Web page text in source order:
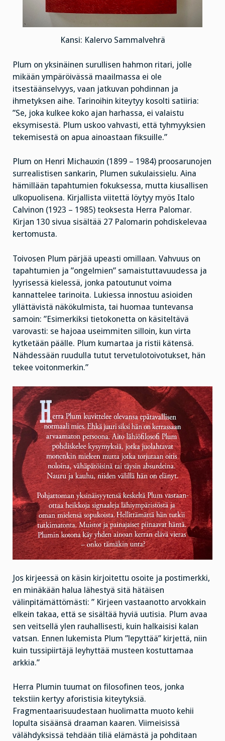
Kansi: Kalervo Sammalvehrä
Plum on yksinäinen surullisen hahmon ritari, jolle
mikään ympäröivässä maailmassa ei ole
itsestäänselvyys, vaan jatkuvan pohdinnan ja
ihmetyksen aihe. Tarinoihin kiteytyy kosolti satiiria:
”Se, joka kulkee koko ajan harhassa, ei valaistu
eksymisestä. Plum uskoo vahvasti, että tyhmyyksien
tekemisestä on apua ainoastaan fiksuille.”
Plum on Henri Michauxin (1899 – 1984) proosarunojen
surrealistisen sankarin, Plumen sukulaissielu. Aina
hämillään tapahtumien fokuksessa, mutta kiusallisen
ulkopuolisena. Kirjallista viitettä löytyy myös Italo
Calvinon (1923 – 1985) teoksesta Herra Palomar.
Kirjan 130 sivua sisältää 27 Palomarin pohdiskelevaa
kertomusta.
Toivosen Plum pärjää upeasti omillaan. Vahvuus on
tapahtumien ja ”ongelmien” samaistuttavuudessa ja
lyyrisessä kielessä, jonka patoutunut voima
kannattelee tarinoita. Lukiessa innostuu asioiden
yllättävistä näkökulmista, tai huomaa tuntevansa
samoin: ”Esimerkiksi tietokonetta on käsiteltävä
varovasti: se hajoaa useimmiten silloin, kun virta
kytketään päälle. Plum kumartaa ja ristii kätensä.
Nähdessään ruudulla tutut tervetulotoivotukset, hän
tekee voitonmerkin.”
Jos kirjeessä on käsin kirjoitettu osoite ja postimerkki,
en minäkään halua lähestyä sitä hätäisen
välinpitämättömästi: ” Kirjeen vastaanotto arvokkain
elkein takaa, että se sisältää hyviä uutisia. Plum avaa
sen veitsellä ylen rauhallisesti, kuin halkaisisi kalan
vatsan. Ennen lukemista Plum ”lepyttää” kirjettä, niin
kuin tussipiirtäjä leyhyttää musteen kostuttamaa
arkkia.”
Herra Plumin tuumat on filosofinen teos, jonka
tekstiin kertyy aforistisia kiteytyksiä.
Fragmentaarisuudestaan huolimatta muoto kehii
lopulta sisäänsä draaman kaaren. Viimeisissä
välähdyksissä tehdään tiliä elämästä ja pohditaan